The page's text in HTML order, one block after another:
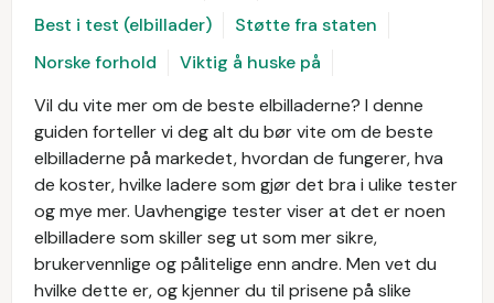
Best i test (elbillader)
Støtte fra staten
Norske forhold
Viktig å huske på
Vil du vite mer om de beste elbilladerne? I denne
guiden forteller vi deg alt du bør vite om de beste
elbilladerne på markedet, hvordan de fungerer, hva
de koster, hvilke ladere som gjør det bra i ulike tester
og mye mer. Uavhengige tester viser at det er noen
elbilladere som skiller seg ut som mer sikre,
brukervennlige og pålitelige enn andre. Men vet du
hvilke dette er, og kjenner du til prisene på slike